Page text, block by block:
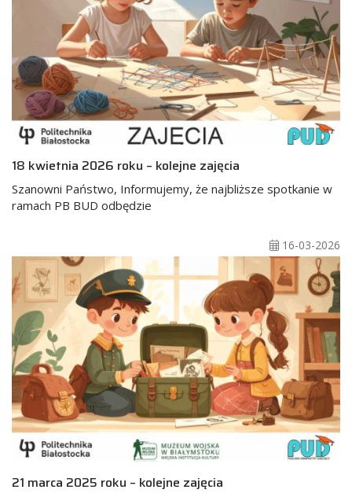
18 kwietnia 2026 roku – kolejne zajęcia
Szanowni Państwo, Informujemy, że najbliższe spotkanie w
ramach PB BUD odbędzie
16-03-2026
21 marca 2025 roku – kolejne zajęcia